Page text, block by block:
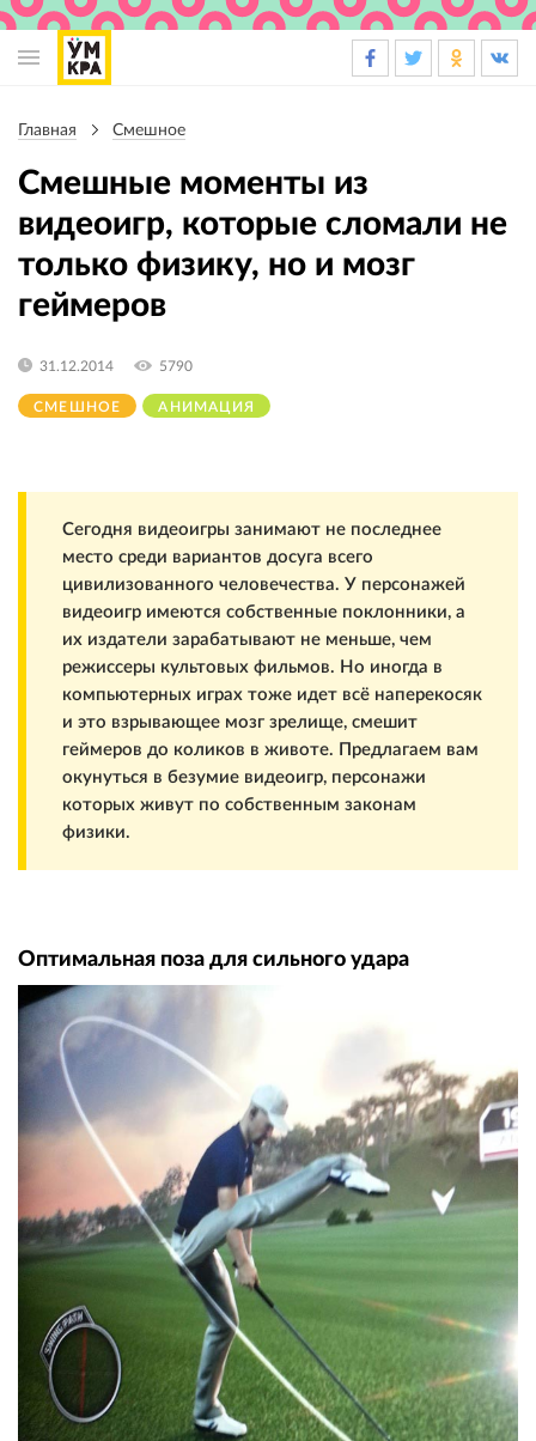
навигации
Главная Смешное
Смешные моменты из
видеоигр, которые сломали не
только физику, но и мозг
геймеров
СМЕШНОЕ АНИМАЦИЯ
31.12.2014 5790
Сегодня видеоигры занимают не последнее
место среди вариантов досуга всего
цивилизованного человечества. У персонажей
видеоигр имеются собственные поклонники, а
их издатели зарабатывают не меньше, чем
режиссеры культовых фильмов. Но иногда в
компьютерных играх тоже идет всё наперекосяк
и это взрывающее мозг зрелище, смешит
геймеров до коликов в животе. Предлагаем вам
окунуться в безумие видеоигр, персонажи
которых живут по собственным законам
физики.
Оптимальная поза для сильного удара